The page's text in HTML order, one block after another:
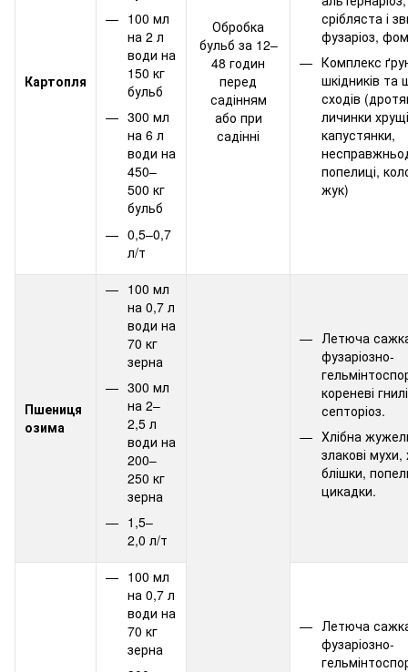
Картопля
100 мл
на 2 л
води на
150 кг
бульб
300 мл
на 6 л
води на
450–
500 кг
бульб
0,5–0,7
л/т
Обробка
бульб за 12–
48 годин
перед
садінням
або при
садінні
срібляста і
фузаріоз,
Комплекс
шкідників та
сходів
личинки
капустянки,
попелиці,
жук)
Пшениця
озима
100 мл
на 0,7 л
води на
70 кг
зерна
300 мл
на 2–
2,5 л
води на
200–
250 кг
зерна
1,5–
2,0 л/т
Летюча
фузаріозно-
кореневі
септоріоз.
Хлібна
злакові мухи,
блішки,
цикадки.
100 мл
на 0,7 л
води на
70 кг
зерна
Летюча
фузаріозно-